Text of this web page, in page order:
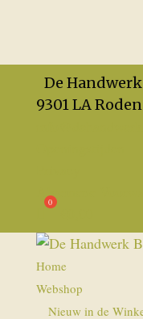
De
9301 LA Roden
Algemene
Home
Webshop
Nieuw in de